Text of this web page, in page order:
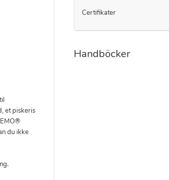
et piskeris
du ikke
Certifikater
Handböcker